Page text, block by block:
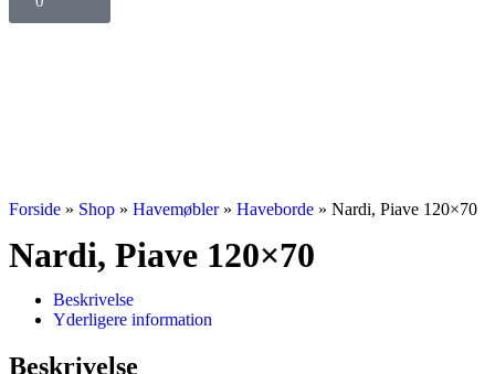
Forside » Shop » Havemøbler» Haveborde » Nardi, Piave 120×70
Nardi, Piave 120×70
Beskrivelse
Yderligere information
Beskrivelse